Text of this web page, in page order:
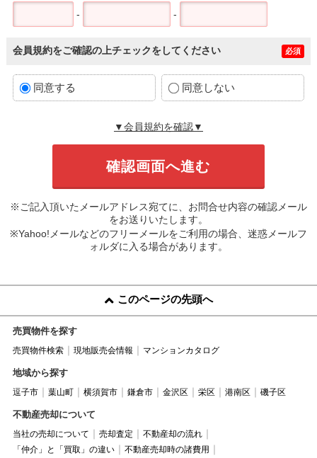
- -
会員規約をご確認の上チェックをしてください 必須
同意する 同意しない
▼会員規約を確認▼
※ご記入頂いたメールアドレス宛てに、お問合せ内容の確認メール
をお送りいたします。
※Yahoo!メールなどのフリーメールをご利用の場合、迷惑メールフ
ォルダに入る場合があります。
このページの先頭へ
売買物件を探す
売買物件検索 現地販売会情報 マンションカタログ
地域から探す
逗子市 葉山町 横須賀市 鎌倉市 金沢区 栄区 港南区 磯子区
不動産売却について
当社の売却について 売却査定
不動産却の流れ
「仲介」と「買取」の違い
不動産売却時の諸費用